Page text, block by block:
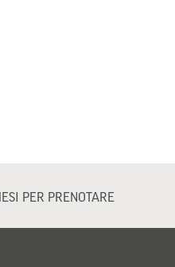
PER PRENOTARE